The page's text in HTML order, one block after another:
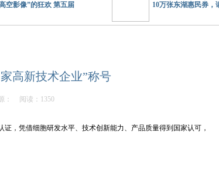
空影像”的狂欢 第五届
10万张东湖惠民券，
高新技术企业”称号
： 阅读：1350
，凭借细胞研发水平、技术创新能力、产品质量得到国家认可，